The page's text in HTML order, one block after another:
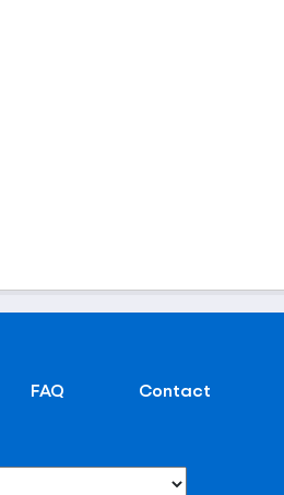
FAQ Contact